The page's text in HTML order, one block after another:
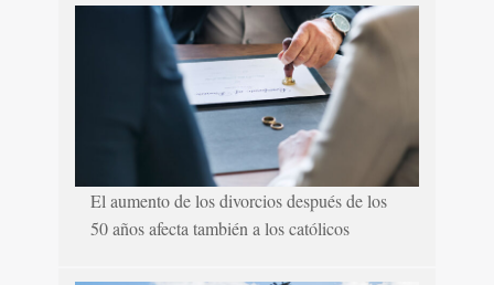
El aumento de los divorcios después de los
50 años afecta también a los católicos